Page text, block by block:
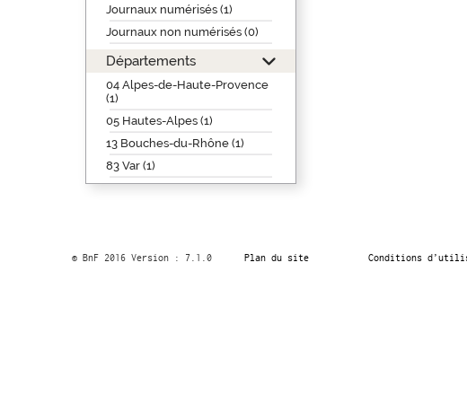
Journaux numérisés (1)
Journaux non numérisés (0)
Départements
04 Alpes-de-Haute-Provence
(1)
05 Hautes-Alpes (1)
13 Bouches-du-Rhône (1)
83 Var (1)
© BnF 2016 Version : 7.1.0 Plan du site Conditions